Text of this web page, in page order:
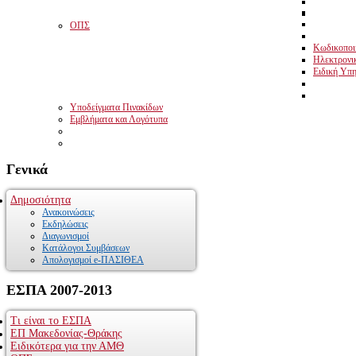
ΟΠΣ
Ειδική
Υποδείγματα Πινακίδων
Εμβλήματα και Λογότυπα
Γενικά
Δημοσιότητα
Ανακοινώσεις
Εκδηλώσεις
Διαγωνισμοί
Κατάλογοι Συμβάσεων
Απολογισμοί e-ΠΑΣΙΘΕΑ
ΕΣΠΑ 2007-2013
Τι είναι το ΕΣΠΑ
ΕΠ Μακεδονίας-Θράκης
Το Επιχειρησιακό Πρόγραμμα
Ειδικότερα για την ΑΜΘ